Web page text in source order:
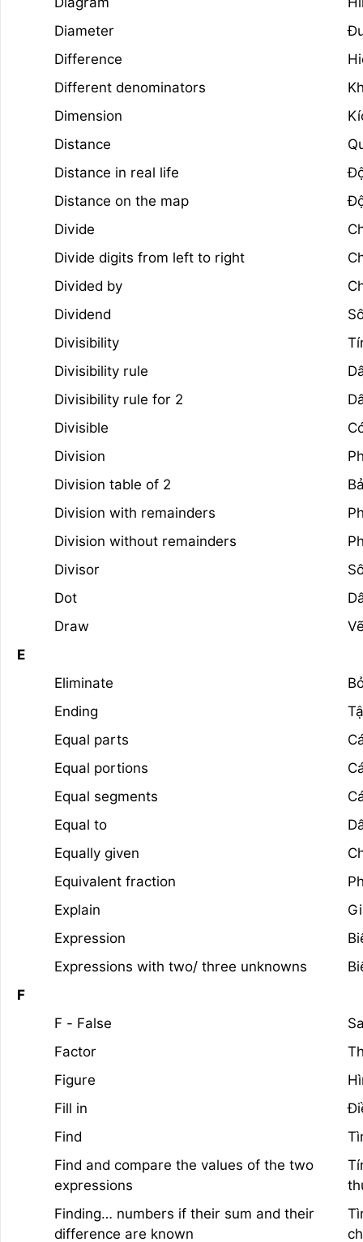
Diameter
Difference
Different denominators
Dimension
Distance
Distance in real life
Distance on the map
Divide
Divide digits from left to right
Divided by
Dividend
Divisibility
Divisibility rule
Divisibility rule for 2
Divisible
Division
Division table of 2
Division with remainders
Division without remainders
Divisor
Dot
Draw
E
Eliminate
Ending
Equal parts
Equal portions
Equal segments
Equal to
Equally given
Equivalent fraction
Explain
Expression
Expressions with two/ three unknowns
F
F - False
Factor
Figure
Fill in
Find
Find and compare the values of the two
expressions
Finding… numbers if their sum and their
difference are known